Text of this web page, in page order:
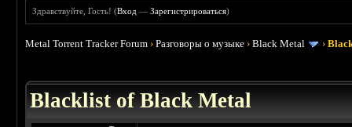
Здравствуйте, Гость! (Вход —Зарегистрироваться)
Metal Torrent Tracker Forum ›Разговоры о музыке ›Black Metal ›
Blacklist of Black Metal